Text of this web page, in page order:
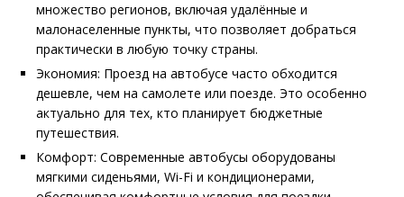
множество регионов, включая удалённые и
малонаселенные пункты, что позволяет добраться
практически в любую точку страны.
Экономия: Проезд на автобусе часто обходится
дешевле, чем на самолете или поезде. Это особенно
актуально для тех, кто планирует бюджетные
путешествия.
Комфорт: Современные автобусы оборудованы
мягкими сиденьями, Wi-Fi и кондиционерами,